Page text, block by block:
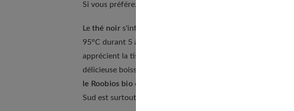
Si vous préférez le
Le thé noirs'infuse à 80 ou 95°C durant 3 à 5 min tandis que
95°C durant 5 à 7 min. Il en est de même pour
apprécient la tisane citron basilic, il convient de le laisser
délicieuse boisson facilite la digestion et soulage les
le Roobios bio ou thé rouge
Sud est surtout prisée pour son goût corsé, mais non amer.